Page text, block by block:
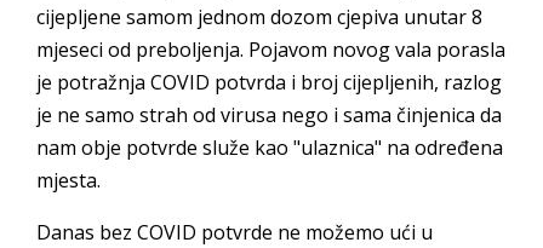
cijepljene samom jednom dozom cjepiva unutar 8
mjeseci od preboljenja. Pojavom novog vala porasla
je potražnja COVID potvrda i broj cijepljenih, razlog
je ne samo strah od virusa nego i sama činjenica da
nam obje potvrde služe kao "ulaznica" na određena
mjesta.
Danas bez COVID potvrde ne možemo ući u